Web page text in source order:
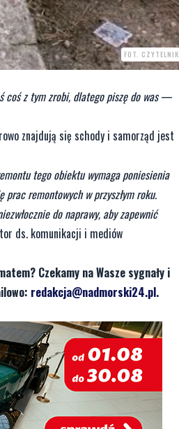
FOT. CZYTELNIK
z tym zrobi, dlatego piszę do was—
znajdują się schody i samorząd jest
tego obiektu wymaga poniesienia
remontowych w przyszłym roku.
do naprawy, aby zapewnić
ds. komunikacji i mediów
Czekamy na Wasze sygnały i
redakcja@nadmorski24.pl.